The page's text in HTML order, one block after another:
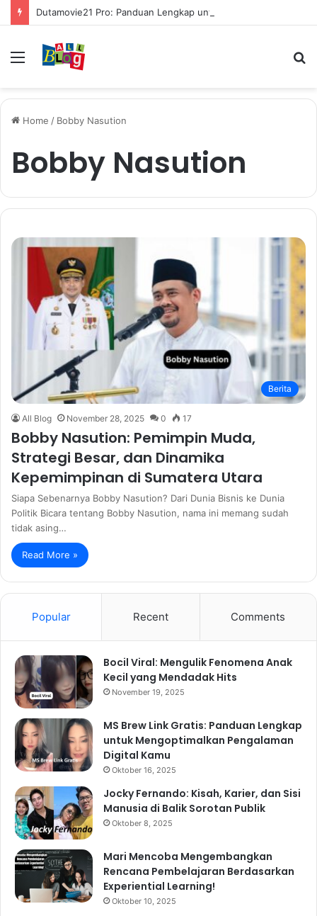
Menu
Home / Bobby Nasution
Bobby Nasution
Berita
All Blog November 28, 2025 0 17
Bobby Nasution: Pemimpin Muda,
Strategi Besar, dan Dinamika
Kepemimpinan di Sumatera Utara
Siapa Sebenarnya Bobby Nasution? Dari Dunia Bisnis ke Dunia
Politik Bicara tentang Bobby Nasution, nama ini memang sudah
tidak asing…
Read More »
Popular Recent Comments
Bocil Viral: Mengulik Fenomena Anak
Kecil yang Mendadak Hits
November 19, 2025
MS Brew Link Gratis: Panduan Lengkap
untuk Mengoptimalkan Pengalaman
Digital Kamu
Oktober 16, 2025
Jocky Fernando: Kisah, Karier, dan Sisi
Manusia di Balik Sorotan Publik
Oktober 8, 2025
Mari Mencoba Mengembangkan
Rencana Pembelajaran Berdasarkan
Experiential Learning!
Oktober 10, 2025